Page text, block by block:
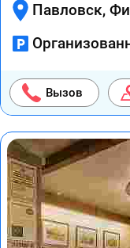
Павловск,
Вызов